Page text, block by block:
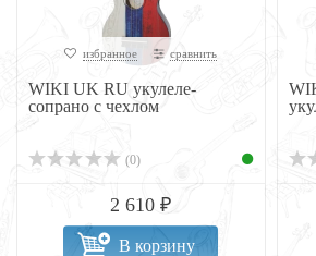
избранное сравнить
WIKI UK RU укулеле-
сопрано с чехлом
(0)
2 610 ₽
В корзину